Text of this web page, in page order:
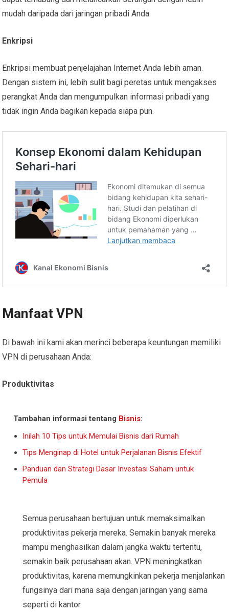
mudah daripada dari jaringan pribadi Anda.
Enkripsi
Enkripsi membuat penjelajahan Internet Anda lebih aman.
Dengan sistem ini, lebih sulit bagi peretas untuk mengakses
perangkat Anda dan mengumpulkan informasi pribadi yang
tidak ingin Anda bagikan kepada siapa pun.
Manfaat VPN
Di bawah ini kami akan merinci beberapa keuntungan memiliki
VPN di perusahaan Anda:
Produktivitas
Tambahan informasi tentang Bisnis:
Inilah 10 Tips untuk Memulai Bisnis dari Rumah
Tips Menginap di Hotel untuk Perjalanan Bisnis Efektif
Panduan dan Strategi Dasar Investasi Saham untuk
Pemula
Semua perusahaan bertujuan untuk memaksimalkan
produktivitas pekerja mereka. Semakin banyak mereka
mampu menghasilkan dalam jangka waktu tertentu,
semakin baik perusahaan akan. VPN meningkatkan
produktivitas, karena memungkinkan pekerja menjalankan
fungsinya dari mana saja dengan jaringan yang sama
seperti di kantor.